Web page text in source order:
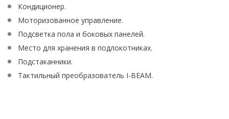
Кондиционер.
Моторизованное управление.
Подсветка пола и боковых панелей.
Место для хранения в подлокотниках.
Подстаканники.
Тактильный преобразователь I-BEAM.